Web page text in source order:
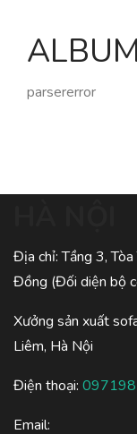
ALBUM
parsererror
Địa chỉ: Tầng 3,
Đồng (Đối diện bộ
Xưởng sản xuất
Liêm, Hà Nội
Điện thoại:
Email: